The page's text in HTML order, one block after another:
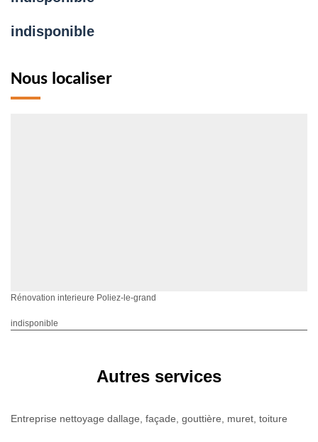
indisponible
Nous localiser
Rénovation interieure Poliez-le-grand
indisponible
Autres services
Entreprise nettoyage dallage, façade, gouttière, muret, toiture